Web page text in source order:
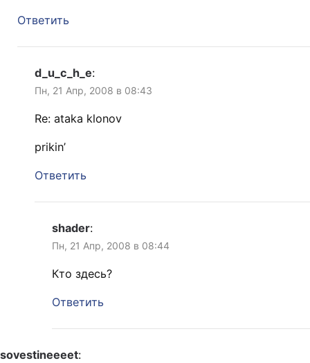
Ответить
d_u_c_h_e:
Пн, 21 Апр, 2008 в 08:43
Re: ataka klonov
prikin’
Ответить
shader:
Пн, 21 Апр, 2008 в 08:44
Кто здесь?
Ответить
sovestineeeet: